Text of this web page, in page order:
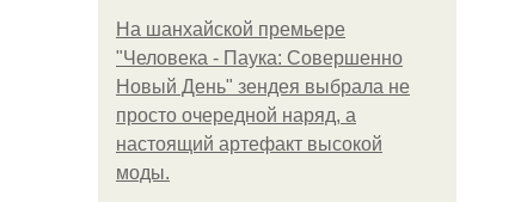
На шанхайской премьере
"Человека - Паука: Совершенно
Новый День" зендея выбрала не
просто очередной наряд, а
настоящий артефакт высокой
моды.